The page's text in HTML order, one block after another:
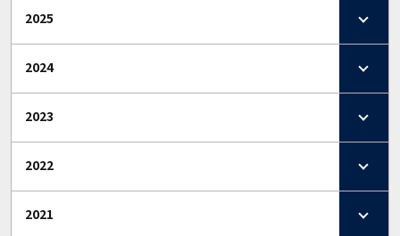
2025
2024
2023
2022
2021